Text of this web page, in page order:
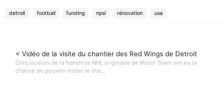
detroit football funding npsl rénovation usa
< Vidéo de la visite du chantier des Red Wings de Detroit
Cinq joueurs de la franchise NHL originaire de Motor Town ont eu la
chance de pouvoir visiter le cha...